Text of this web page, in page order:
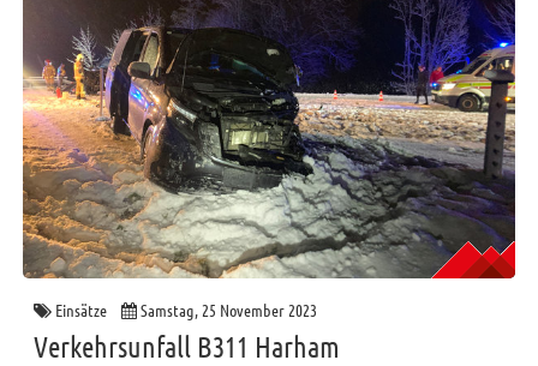
Einsätze Samstag, 25 November 2023
Verkehrsunfall B311 Harham